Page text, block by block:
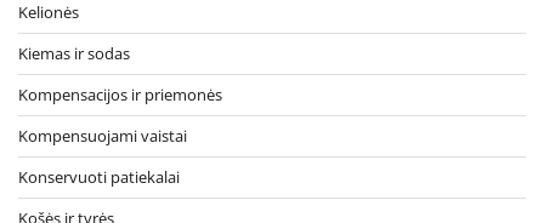
Kelionės
Kiemas ir sodas
Kompensacijos ir priemonės
Kompensuojami vaistai
Konservuoti patiekalai
Košės ir tyrės